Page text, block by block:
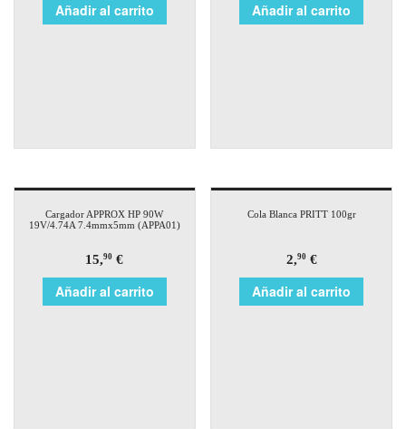
Añadir al carrito Añadir al carrito
Cargador APPROX HP 90W
19V/4.74A 7.4mmx5mm (APPA01)
15,90 €
Añadir al carrito
Cola Blanca PRITT 100gr
2,90€
Añadir al carrito